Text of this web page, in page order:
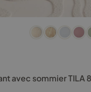
avec sommier TILA